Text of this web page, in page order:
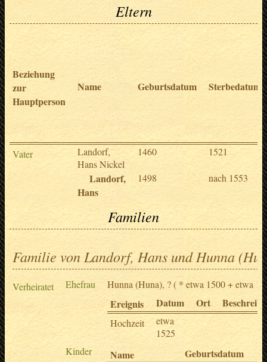
Eltern
Beziehung
zur
Hauptperson
Name Geburtsdatum Sterbedatum
Vater
Landorf,
Hans Nickel
1460 1521
Landorf,
Hans
1498 nach 1553
Familien
Familie von Landorf, Hans und Hunna
Verheiratet Ehefrau Hunna (Huna), ?( * etwa 1500 + etwa
Ereignis Datum Ort
Hochzeit
etwa
1525
Kinder
Name Geburtsdatum